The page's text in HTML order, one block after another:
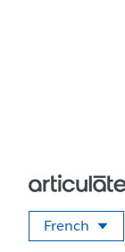
French